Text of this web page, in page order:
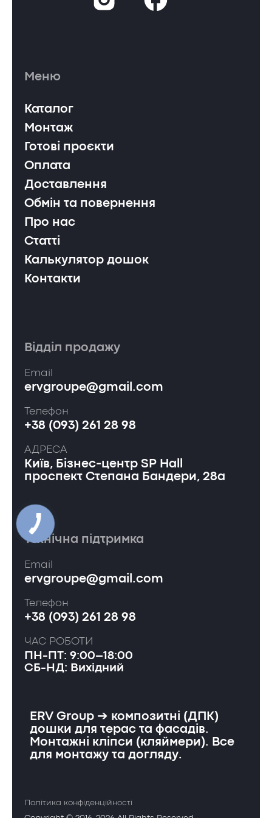
Меню
Каталог
Монтаж
Готові проєкти
Оплата
Доставлення
Обмін та повернення
Про нас
Статті
Калькулятор дошок
Контакти
Відділ продажу
Email
ervgroupe@gmail.com
Телефон
+38 (093) 261 28 98
АДРЕСА
Київ, Бізнес-центр SP Hall
проспект Степана Бандери, 28а
Технічна підтримка
Email
ervgroupe@gmail.com
Телефон
+38 (093) 261 28 98
ЧАС РОБОТИ
ПН-ПТ: 9:00–18:00
СБ-НД: Вихідний
ERV Group ➔ композитні (ДПК)
дошки для терас та фасадів.
Монтажні кліпси (кляймери). Все
для монтажу та догляду.
Політика конфіденційності